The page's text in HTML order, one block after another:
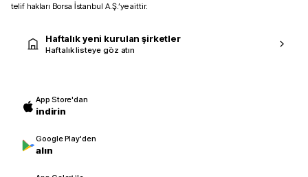
telif hakları Borsa İstanbul A.Ş.’ye aittir.
Haftalık yeni kurulan şirketler
Haftalık listeye göz atın
App Store'dan
indirin
Google Play'den
alın